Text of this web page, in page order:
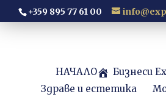
+359 895 77 61 00
НАЧАЛО Бизнеси
Здраве и естетика